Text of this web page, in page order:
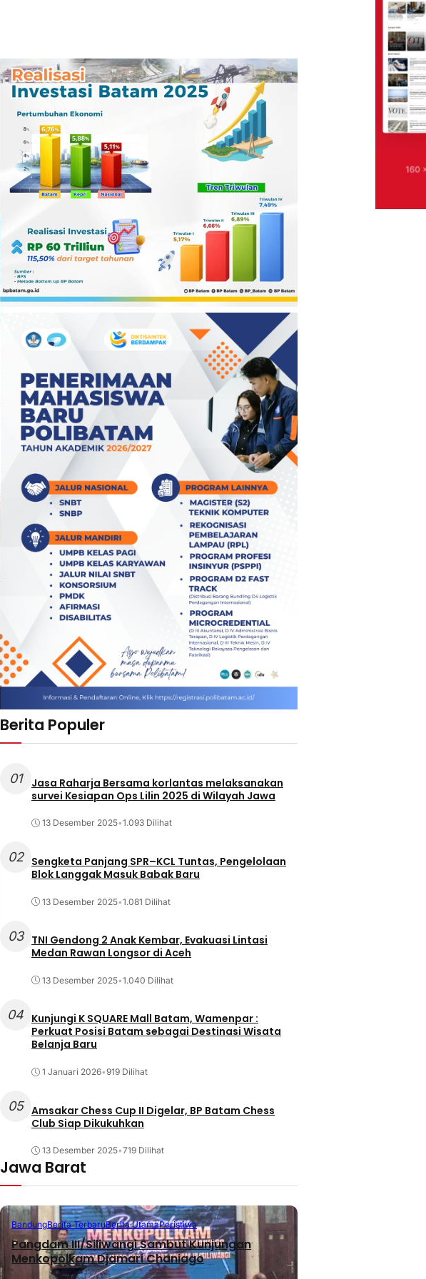
Berita Populer
01
Jasa Raharja Bersama korlantas melaksanakan
survei Kesiapan Ops Lilin 2025 di Wilayah Jawa
13 Desember 2025•1.093 Dilihat
02
Sengketa Panjang SPR–KCL Tuntas, Pengelolaan
Blok Langgak Masuk Babak Baru
13 Desember 2025•1.081 Dilihat
03
TNI Gendong 2 Anak Kembar, Evakuasi Lintasi
Medan Rawan Longsor di Aceh
13 Desember 2025•1.040 Dilihat
04 Kunjungi K SQUARE Mall Batam, Wamenpar :
Perkuat Posisi Batam sebagai Destinasi Wisata
Belanja Baru
1 Januari 2026•919 Dilihat
05 Amsakar Chess Cup II Digelar, BP Batam Chess
Club Siap Dikukuhkan
13 Desember 2025•719 Dilihat
Jawa Barat
BandungBerita TerbaruBerita UtamaPeristiwa
Pangdam III/Siliwangi Sambut Kunjungan
Menkopolkam Djamari Chaniago